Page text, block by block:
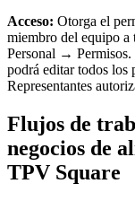
Gestión
Gestión
Descubrir
Centro de
Acceso: Otorga el
miembro del equipo a
Personal → Permisos.
podrá editar todos los
Representantes
Flujos de
negocios de
TPV Square